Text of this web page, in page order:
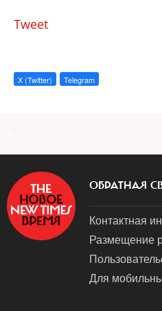
Tweet
X (Twitter) Telegram
ОБРАТНАЯ
Контактная
Размещение
Для